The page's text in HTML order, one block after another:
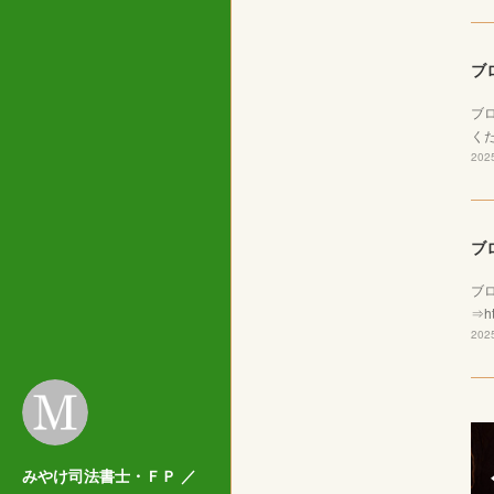
みやけ司法書士・ＦＰ ／
ブ
ブ
く
ブ
ブ